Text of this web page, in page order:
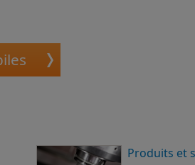
Produits et